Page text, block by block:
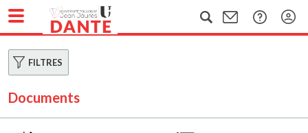
FILTRES
Documents